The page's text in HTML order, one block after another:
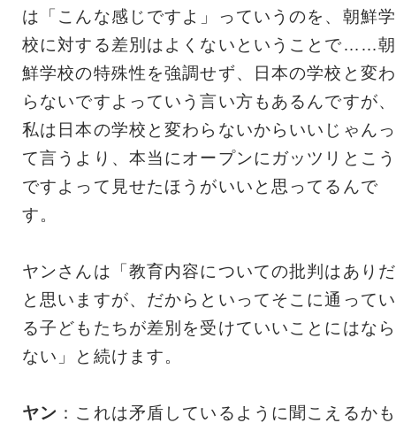
は「こんな感じですよ」っていうのを、朝鮮学
校に対する差別はよくないということで……朝
鮮学校の特殊性を強調せず、日本の学校と変わ
らないですよっていう言い方もあるんですが、
私は日本の学校と変わらないからいいじゃんっ
て言うより、本当にオープンにガッツリとこう
ですよって見せたほうがいいと思ってるんで
す。
ヤンさんは「教育内容についての批判はありだ
と思いますが、だからといってそこに通ってい
る子どもたちが差別を受けていいことにはなら
ない」と続けます。
ヤン ：これは矛盾しているように聞こえるかも